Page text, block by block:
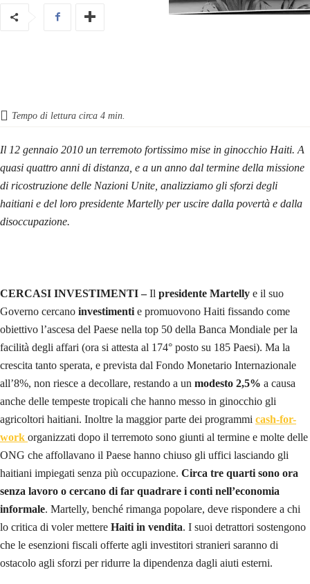
Tempo di lettura circa 4 min.
Il 12 gennaio 2010 un terremoto fortissimo mise in ginocchio Haiti. A
quasi quattro anni di distanza, e a un anno dal termine della missione
di ricostruzione delle Nazioni Unite, analizziamo gli sforzi degli
haitiani e del loro presidente Martelly per uscire dalla povertà e dalla
disoccupazione.
CERCASI INVESTIMENTI –Il presidente Martelly e il suo
Governo cercano investimenti e promuovono Haiti fissando come
obiettivo l’ascesa del Paese nella top 50 della Banca Mondiale per la
facilità degli affari (ora si attesta al 174° posto su 185 Paesi). Ma la
crescita tanto sperata, e prevista dal Fondo Monetario Internazionale
all’8%, non riesce a decollare, restando a un modesto 2,5% a causa
anche delle tempeste tropicali che hanno messo in ginocchio gli
agricoltori haitiani. Inoltre la maggior parte dei programmi cash-for-
work organizzati dopo il terremoto sono giunti al termine e molte delle
ONG che affollavano il Paese hanno chiuso gli uffici lasciando gli
haitiani impiegati senza più occupazione. Circa tre quarti sono ora
senza lavoro o cercano di far quadrare i conti nell’economia
informale. Martelly, benché rimanga popolare, deve rispondere a chi
lo critica di voler mettere Haiti in vendita. I suoi detrattori sostengono
che le esenzioni fiscali offerte agli investitori stranieri saranno di
ostacolo agli sforzi per ridurre la dipendenza dagli aiuti esterni.